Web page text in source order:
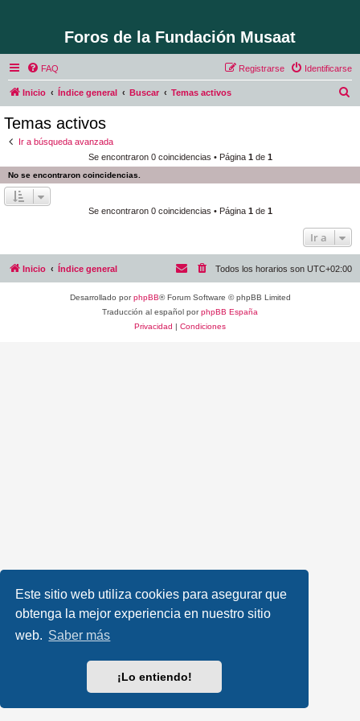
Este sitio web utiliza cookies para asegurar que
obtenga la mejor experiencia en nuestro sitio
web. Saber más
¡Lo entiendo!
Foros de la Fundación Musaat
FAQ Identificarse
Registrarse
Inicio Índice general Buscar Temas activos
a
Temas activos
Ir a búsqueda avanzada
Se encontraron 0 coincidencias • Página 1 de 1
No se encontraron coincidencias.
Se encontraron 0 coincidencias • Página 1 de 1
Ir a
Inicio Índice general Todos los horarios son UTC+02:00
Desarrollado porphpBB® Forum Software © phpBB Limited
Traducción al español porphpBB España
Privacidad | Condiciones